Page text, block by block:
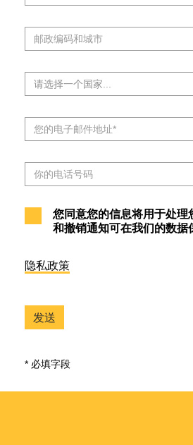
您同意您的信息将用于处理
和撤销通知可在我们的数据
隐私政策
* 必填字段